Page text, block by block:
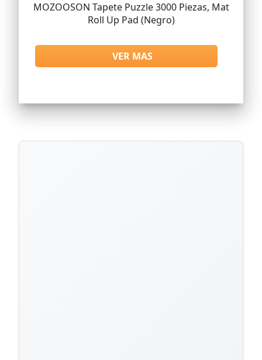
MOZOOSON Tapete Puzzle 3000 Piezas, Mat
Roll Up Pad (Negro)
VER MAS